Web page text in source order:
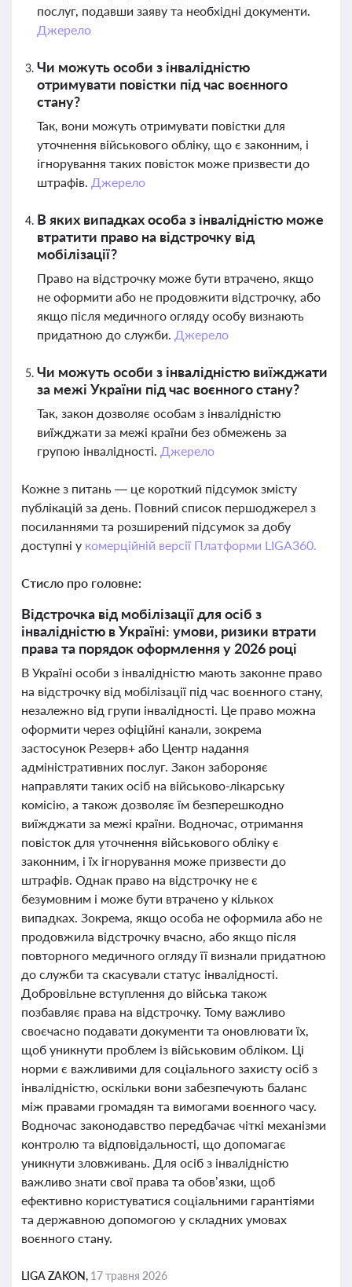
послуг, подавши заяву та необхідні документи.
Джерело
Чи можуть особи з інвалідністю
отримувати повістки під час воєнного
стану?
Так, вони можуть отримувати повістки для
уточнення військового обліку, що є законним, і
ігнорування таких повісток може призвести до
штрафів. Джерело
В яких випадках особа з інвалідністю може
втратити право на відстрочку від
мобілізації?
Право на відстрочку може бути втрачено, якщо
не оформити або не продовжити відстрочку, або
якщо після медичного огляду особу визнають
придатною до служби. Джерело
Чи можуть особи з інвалідністю виїжджати
за межі України під час воєнного стану?
Так, закон дозволяє особам з інвалідністю
виїжджати за межі країни без обмежень за
групою інвалідності. Джерело
Кожне з питань — це короткий підсумок змісту
публікацій за день. Повний список першоджерел з
посиланнями та розширений підсумок за добу
доступні у комерційній версії Платформи LIGA360.
Стисло про головне:
Відстрочка від мобілізації для осіб з
інвалідністю в Україні: умови, ризики втрати
права та порядок оформлення у 2026 році
В Україні особи з інвалідністю мають законне право
на відстрочку від мобілізації під час воєнного стану,
незалежно від групи інвалідності. Це право можна
оформити через офіційні канали, зокрема
застосунок Резерв+ або Центр надання
адміністративних послуг. Закон забороняє
направляти таких осіб на військово-лікарську
комісію, а також дозволяє їм безперешкодно
виїжджати за межі країни. Водночас, отримання
повісток для уточнення військового обліку є
законним, і їх ігнорування може призвести до
штрафів. Однак право на відстрочку не є
безумовним і може бути втрачено у кількох
випадках. Зокрема, якщо особа не оформила або не
продовжила відстрочку вчасно, або якщо після
повторного медичного огляду її визнали придатною
до служби та скасували статус інвалідності.
Добровільне вступлення до війська також
позбавляє права на відстрочку. Тому важливо
своєчасно подавати документи та оновлювати їх,
щоб уникнути проблем із військовим обліком. Ці
норми є важливими для соціального захисту осіб з
інвалідністю, оскільки вони забезпечують баланс
між правами громадян та вимогами воєнного часу.
Водночас законодавство передбачає чіткі механізми
контролю та відповідальності, що допомагає
уникнути зловживань. Для осіб з інвалідністю
важливо знати свої права та обов’язки, щоб
ефективно користуватися соціальними гарантіями
та державною допомогою у складних умовах
воєнного стану.
LIGA ZAKON, 17 травня 2026